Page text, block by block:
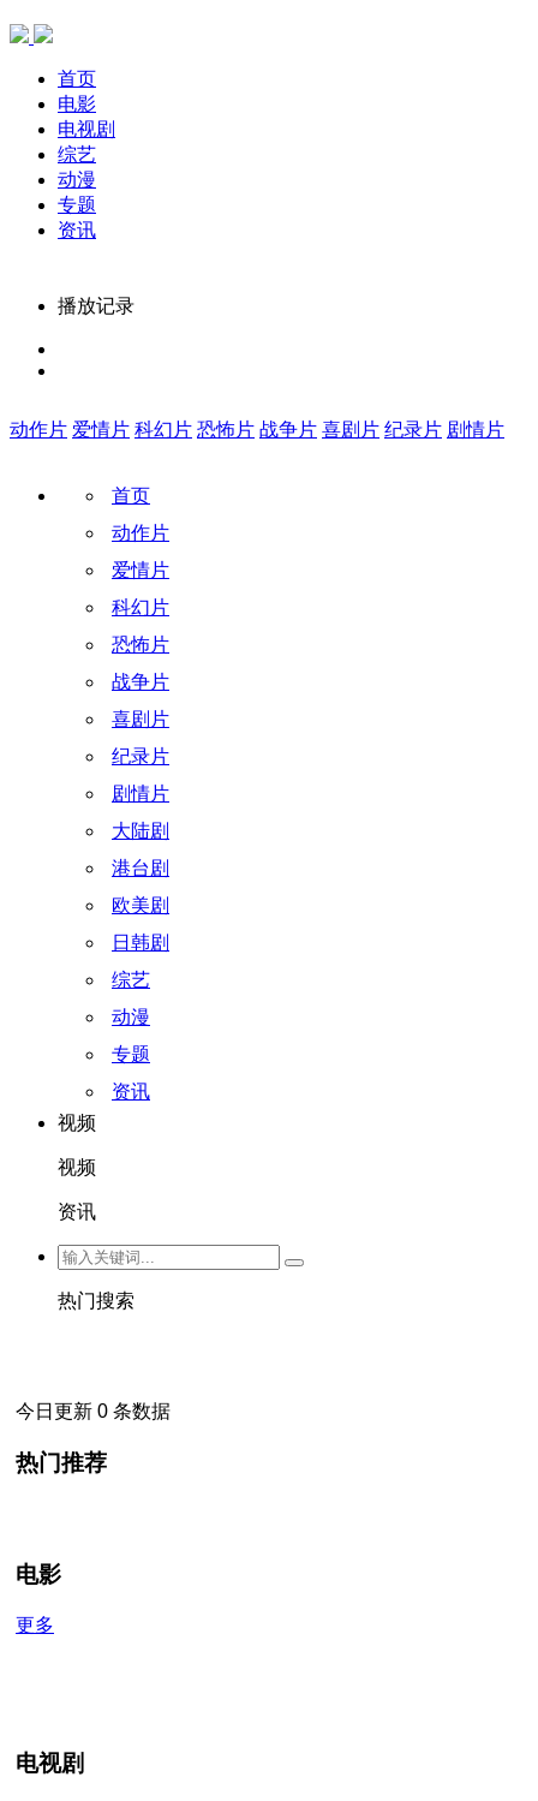
首页
电影
电视剧
综艺
动漫
专题
资讯
播放记录
动作片 爱情片 科幻片 恐怖片 战争片 喜剧片 纪录片 剧情片
首页
动作片
爱情片
科幻片
恐怖片
战争片
喜剧片
纪录片
剧情片
大陆剧
港台剧
欧美剧
日韩剧
综艺
动漫
专题
资讯
视频
视频
资讯
热门搜索
今日更新 0 条数据
热门推荐
电影
更多
电视剧